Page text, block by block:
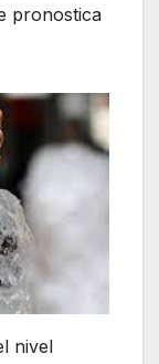
pronostica
nivel